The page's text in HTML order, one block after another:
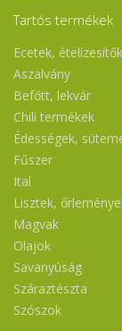
Tartós termékek
Ecetek, ételízesítők
Aszalvány
Befőtt, lekvár
Chili termékek
Édességek,
Fűszer
Ital
Lisztek,
Magvak
Olajok
Savanyúság
Száraztészta
Szószok